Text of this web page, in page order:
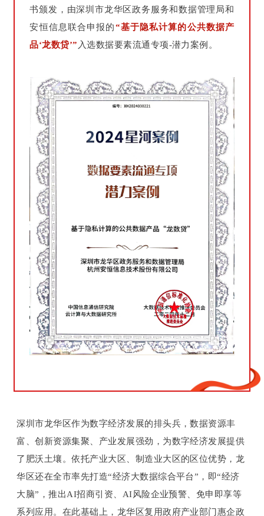
书颁发，由深圳市龙华区政务服务和数据管理局和
安恒信息联合申报的“基于隐私计算的公共数据产
品‘龙数贷’” 入选数据要素流通专项-潜力案例。
深圳市龙华区作为数字经济发展的排头兵，数据资源丰
富、创新资源集聚、产业发展强劲，为数字经济发展提供
了肥沃土壤。依托产业大区、制造业大区的区位优势，龙
华区还在全市率先打造“经济大数据综合平台”，即“经济
大脑”，推出AI招商引资、AI风险企业预警、免申即享等
系列应用。在此基础上，龙华区复用政府产业部门惠企政